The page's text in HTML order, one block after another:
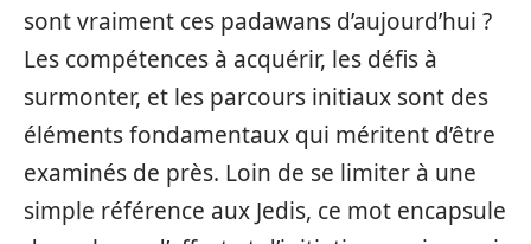
sont vraiment ces padawans d’aujourd’hui ?
Les compétences à acquérir, les défis à
surmonter, et les parcours initiaux sont des
éléments fondamentaux qui méritent d’être
examinés de près. Loin de se limiter à une
simple référence aux Jedis, ce mot encapsule